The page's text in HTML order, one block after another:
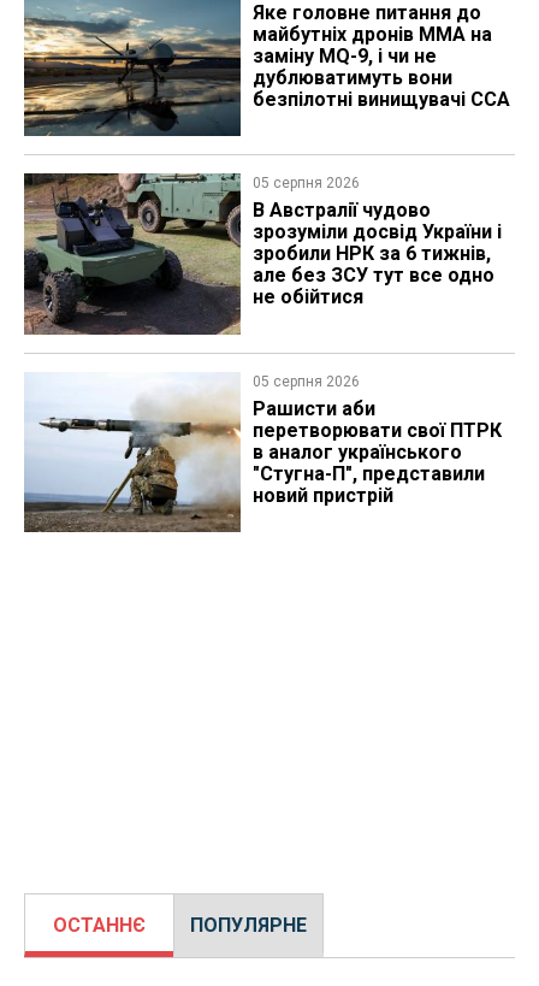
Яке головне питання до
майбутніх дронів MMA на
заміну MQ-9, і чи не
дублюватимуть вони
безпілотні винищувачі CCA
05 серпня 2026
В Австралії чудово
зрозуміли досвід України і
зробили НРК за 6 тижнів,
але без ЗСУ тут все одно
не обійтися
05 серпня 2026
Рашисти аби
перетворювати свої ПТРК
в аналог українського
"Стугна-П", представили
новий пристрій
ОСТАННЄ ПОПУЛЯРНЕ